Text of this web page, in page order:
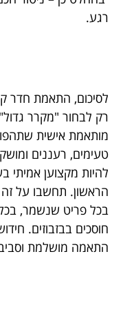
רגע.
לסיכום, התאמת חדר
רק לבחור "מקרר
מותאמת אישית
טעימים, רעננים
להיות מקצוען אמיתי
הראשון. תחשבו על
בכל פריט שנשמר,
חוסכים בבזבוזים.
התאמה מושלמת